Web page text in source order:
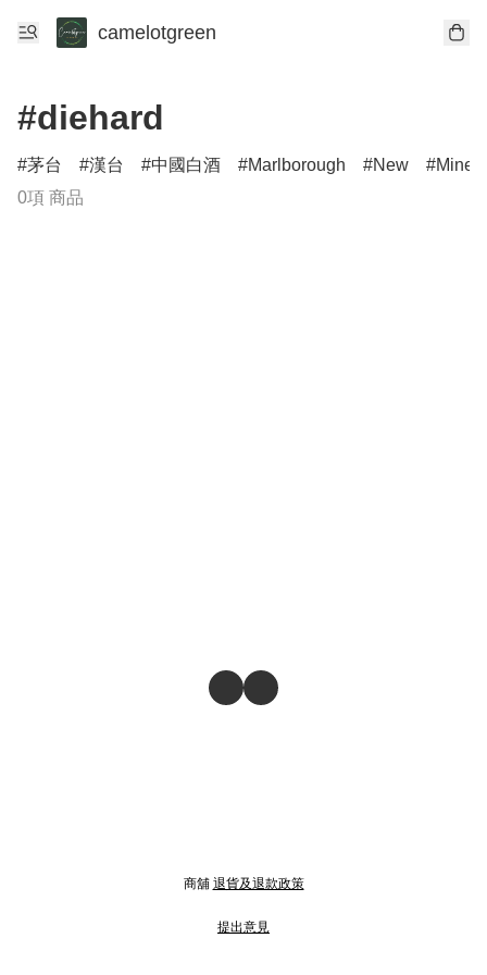
camelotgreen
#diehard
茅台 漢台 中國白酒 Marlborough New
0項 商品
商舖 退貨及退款政策
提出意見